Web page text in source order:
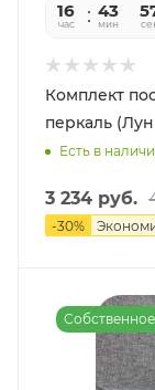
16
час
43
мин
Комплект
перкаль
Есть в
3 234 руб.
-30%